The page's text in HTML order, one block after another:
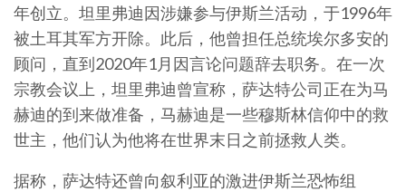
年创立。坦里弗迪因涉嫌参与伊斯兰活动，于1996年
被土耳其军方开除。此后，他曾担任总统埃尔多安的
顾问，直到2020年1月因言论问题辞去职务。在一次
宗教会议上，坦里弗迪曾宣称，萨达特公司正在为马
赫迪的到来做准备，马赫迪是一些穆斯林信仰中的救
世主，他们认为他将在世界末日之前拯救人类。
据称，萨达特还曾向叙利亚的激进伊斯兰恐怖组